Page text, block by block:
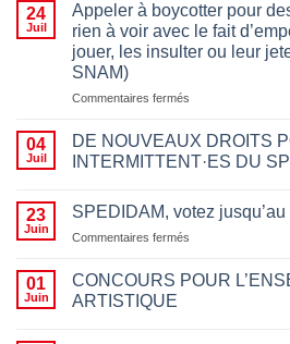
24
Juil
Appeler à boycotter pour
rien à voir avec le fait
jouer, les insulter ou leur
SNAM)
Commentaires fermés
à
boycotter
pour
motifs
à
04
Juil
DE NOUVEAUX DROITS
INTERMITTENT·ES DU
23
Juin
SPEDIDAM, votez
Commentaires fermés
votez
01
Juin
CONCOURS POUR
ARTISTIQUE